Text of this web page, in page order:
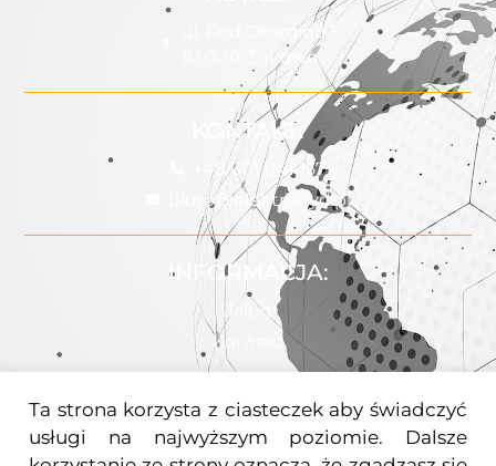
ul. Pod Otomino 1
83-330 Żukowo
KONTAKT:
+48 601 841 157
biuro@elektrohyd.pl
INFORMACJA:
Usługi
Kontakt
POMOC:
Uprawnienia
Ta strona korzysta z ciasteczek aby świadczyć
usługi na najwyższym poziomie. Dalsze